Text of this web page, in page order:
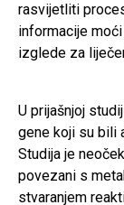
rasvijetliti
informacije
izglede za
U prijašnjoj
gene koji su bili
Studija je
povezani s
stvaranjem